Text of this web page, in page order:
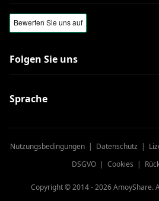
Folgen Sie uns
Sprache
Nutzungsbedingungen| Datenschutz |
DSGVO| Cookies |
Copyright © 2014 -2026AmoyShare.